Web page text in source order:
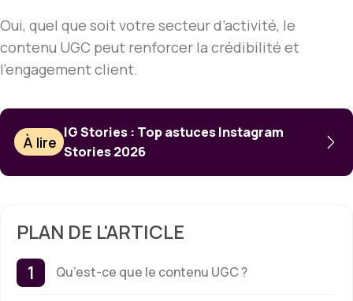
Oui, quel que soit votre secteur d’activité, le
contenu UGC peut renforcer la crédibilité et
l’engagement client.
À lire
IG Stories : Top astuces Instagram
Stories 2026
PLAN DE L'ARTICLE
Qu’est-ce que le contenu UGC ?